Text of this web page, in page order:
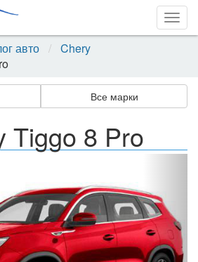
авто
Chery
Все марки
Tiggo 8 Pro